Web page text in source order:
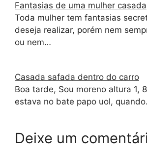
Fantasias de uma mulher casada
Toda mulher tem fantasias
deseja realizar, porém nem
ou nem…
Casada safada dentro do carro
Boa tarde, Sou moreno altura 1,
estava no bate papo uol,
Deixe um